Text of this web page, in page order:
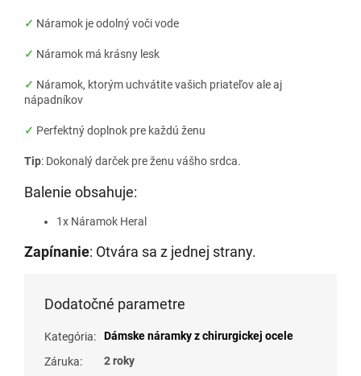
✓ Náramok je odolný voči vode
✓ Náramok má krásny lesk
✓ Náramok, ktorým uchvátite vašich priateľov ale aj
nápadníkov
✓ Perfektný doplnok pre každú ženu
Tip: Dokonalý darček pre ženu vášho srdca.
Balenie obsahuje:
1x Náramok Heral
Zapínanie: Otvára sa z jednej strany.
Dodatočné parametre
Kategória:
Dámske náramky z chirurgickej ocele
Záruka:
2 roky